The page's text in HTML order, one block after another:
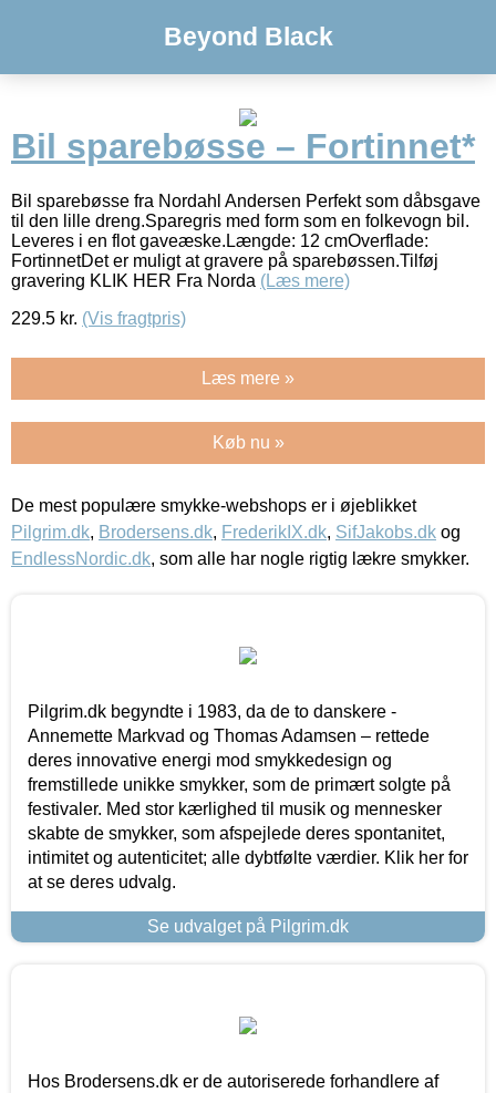
Beyond Black
Bil sparebøsse – Fortinnet*
Bil sparebøsse fra Nordahl Andersen Perfekt som dåbsgave
til den lille dreng.Sparegris med form som en folkevogn bil.
Leveres i en flot gaveæske.Længde: 12 cmOverflade:
FortinnetDet er muligt at gravere på sparebøssen.Tilføj
gravering KLIK HER Fra Norda (Læs mere)
229.5 kr. (Vis fragtpris)
Læs mere »
Køb nu »
De mest populære smykke-webshops er i øjeblikket
Pilgrim.dk, Brodersens.dk, FrederikIX.dk, SifJakobs.dk og
EndlessNordic.dk, som alle har nogle rigtig lækre smykker.
Pilgrim.dk begyndte i 1983, da de to danskere -
Annemette Markvad og Thomas Adamsen – rettede
deres innovative energi mod smykkedesign og
fremstillede unikke smykker, som de primært solgte på
festivaler. Med stor kærlighed til musik og mennesker
skabte de smykker, som afspejlede deres spontanitet,
intimitet og autenticitet; alle dybtfølte værdier. Klik her for
at se deres udvalg.
Se udvalget på Pilgrim.dk
Hos Brodersens.dk er de autoriserede forhandlere af